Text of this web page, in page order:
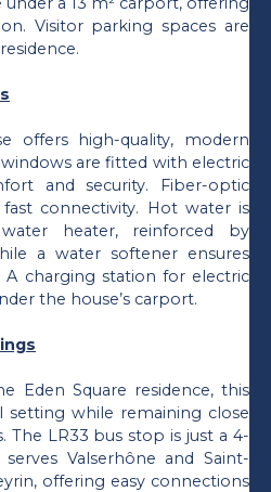
Visitor parking spaces are
offers high-quality, modern
are fitted with electric
and security. Fiber-optic
connectivity. Hot water is
heater, reinforced by
a water softener ensures
A charging station for electric
the house’s carport.
Eden Square residence, this
setting while remaining close
The LR33 bus stop is just a 4-
Valserhône and Saint-
offering easy connections